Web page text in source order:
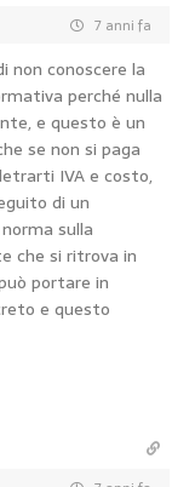
7 anni fa
non conoscere la
perché nulla
e questo è un
se non si paga
IVA e costo,
di un
sulla
che si ritrova in
portare in
e questo